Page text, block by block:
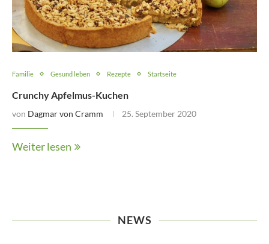
Familie Gesund leben Rezepte Startseite
Crunchy Apfelmus-Kuchen
von Dagmar von Cramm 25. September 2020
Weiter lesen
NEWS